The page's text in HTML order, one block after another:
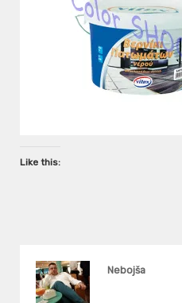
Like this:
Nebojša